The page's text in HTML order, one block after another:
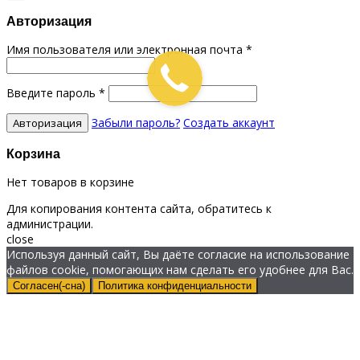
Авторизация
Имя пользователя или электронная почта *
Введите пароль *
Забыли пароль? Создать аккаунт
Корзина
Нет товаров в корзине
Для копирования контента сайта, обратитесь к
администрации.
close
Используя данный сайт, Вы даёте согласие на использование
файлов cookie, помогающих нам сделать его удобнее для Вас.
Согласен(-сна) Политика конфиденциальности